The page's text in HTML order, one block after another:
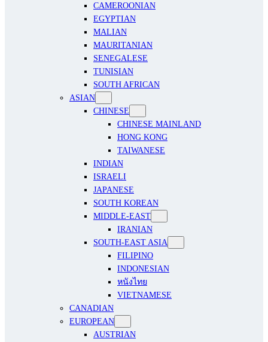
CAMEROONIAN
EGYPTIAN
MALIAN
MAURITANIAN
SENEGALESE
TUNISIAN
SOUTH AFRICAN
ASIAN
CHINESE
CHINESE MAINLAND
HONG KONG
TAIWANESE
INDIAN
ISRAELI
JAPANESE
SOUTH KOREAN
MIDDLE-EAST
IRANIAN
SOUTH-EAST ASIA
FILIPINO
INDONESIAN
หนังไทย
VIETNAMESE
CANADIAN
EUROPEAN
AUSTRIAN